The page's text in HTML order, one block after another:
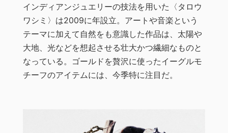
インディアンジュエリーの技法を用いた〈タロウ
ワシミ〉は2009に年設立。アートや音楽という
テーマに加えて自然をも意識した作品は、太陽や
大地、光などを想起させる壮大かつ繊細なものと
なっている。ゴールドを贅沢に使ったイーグルモ
チーフのアイテムには、今季特に注目だ。